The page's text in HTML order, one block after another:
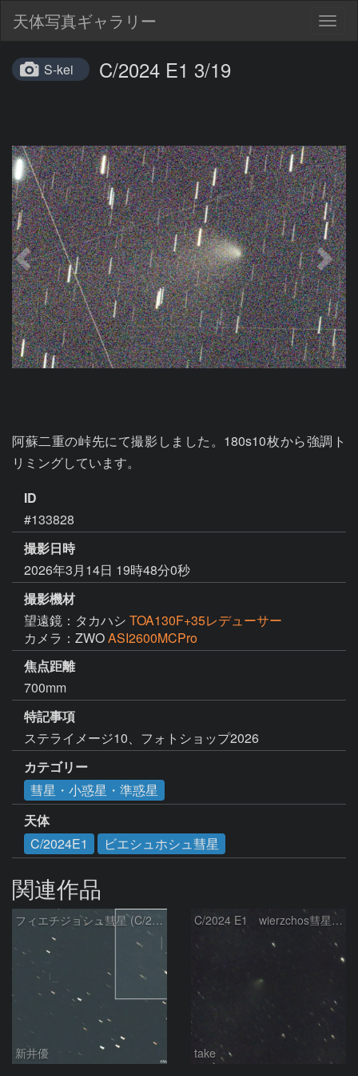
天体写真ギャラリー
S-kei C/2024 E1 3/19
阿蘇二重の峠先にて撮影しました。180s10枚から強調ト
リミングしています。
ID
#133828
撮影日時
2026年3月14日 19時48分0秒
撮影機材
望遠鏡：タカハシ TOA130F+35レデューサー
カメラ：ZWOASI2600MCPro
焦点距離
700mm
特記事項
ステライメージ10、フォトショップ2026
カテゴリー
彗星・小惑星・準惑星
天体
C/2024E1
ビエシュホシュ彗星
関連作品
フィエチジョシュ彗星 (C/2024E1)：2026/04/02
新井優
C/2024 E1 wierzchos彗星（3/22）
take